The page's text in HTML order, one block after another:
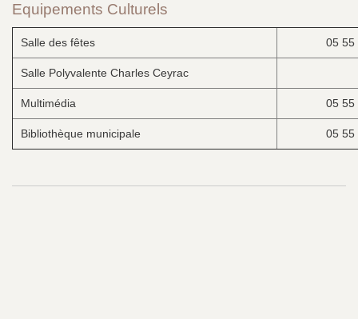
Equipements Culturels
Salle des fêtes 05 55
Salle Polyvalente Charles Ceyrac
Multimédia 05 55
Bibliothèque municipale 05 55